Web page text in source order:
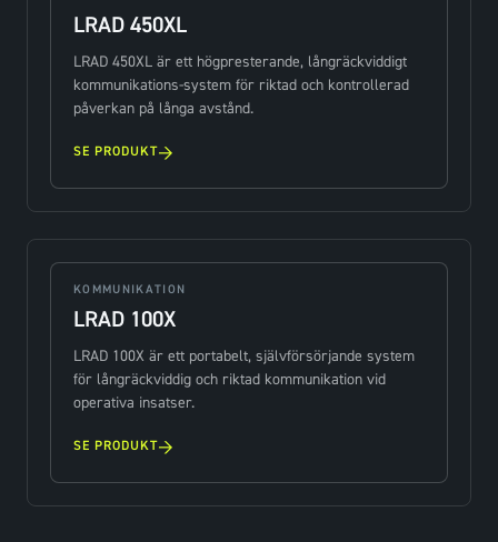
LRAD 450XL
LRAD 450XL är ett högpresterande, långräckviddigt
kommunikations-system för riktad och kontrollerad
påverkan på långa avstånd.
SE PRODUKT→
KOMMUNIKATION
LRAD 100X
LRAD 100X är ett portabelt, självförsörjande system
för långräckviddig och riktad kommunikation vid
operativa insatser.
SE PRODUKT→